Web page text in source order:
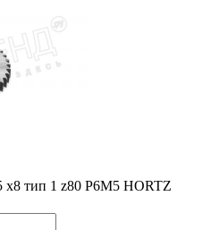
х8 тип 1 z80 Р6М5 HORTZ